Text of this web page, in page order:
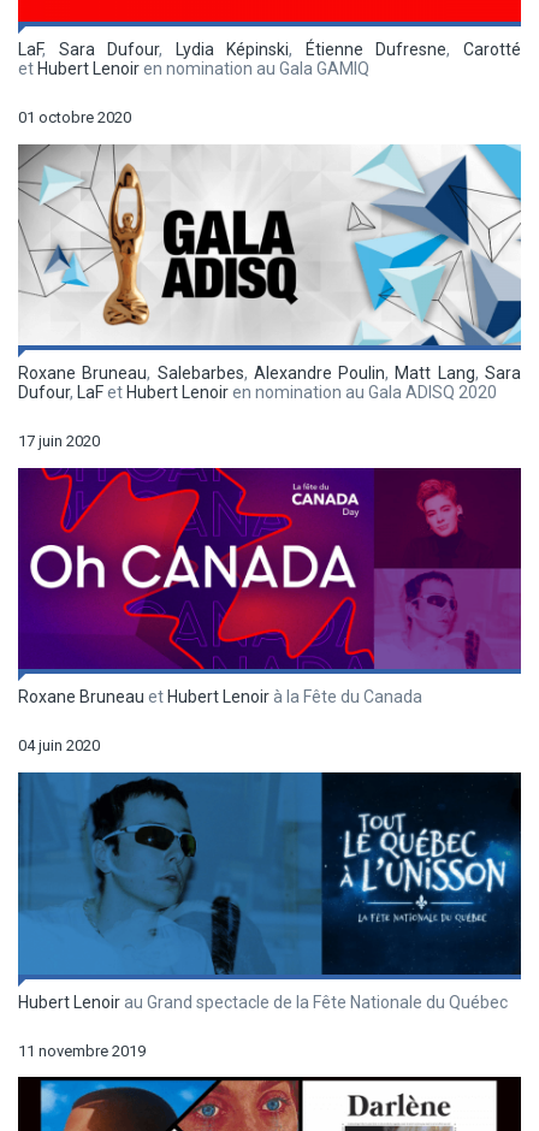
LaF, Sara Dufour, Lydia Képinski, Étienne Dufresne,Carotté
et Hubert Lenoiren nomination au Gala GAMIQ
01 octobre 2020
Roxane Bruneau, Salebarbes, Alexandre Poulin, Matt Lang,Sara
Dufour, LaFet Hubert Lenoiren nomination au Gala ADISQ 2020
17 juin 2020
Roxane Bruneau et Hubert Lenoir à la Fête du Canada
04 juin 2020
Hubert Lenoir au Grand spectacle de la Fête Nationale du Québec
11 novembre 2019